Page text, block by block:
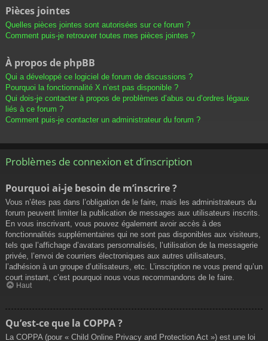
Pièces jointes
Quelles pièces jointes sont autorisées sur ce forum ?
Comment puis-je retrouver toutes mes pièces jointes ?
À propos de phpBB
Qui a développé ce logiciel de forum de discussions ?
Pourquoi la fonctionnalité X n’est pas disponible ?
Qui dois-je contacter à propos de problèmes d’abus ou d’ordres légaux
liés à ce forum ?
Comment puis-je contacter un administrateur du forum ?
Problèmes de connexion et d’inscription
Pourquoi ai-je besoin de m’inscrire ?
Vous n’êtes pas dans l’obligation de le faire, mais les administrateurs du
forum peuvent limiter la publication de messages aux utilisateurs inscrits.
En vous inscrivant, vous pouvez également avoir accès à des
fonctionnalités supplémentaires qui ne sont pas disponibles aux visiteurs,
tels que l’affichage d’avatars personnalisés, l’utilisation de la messagerie
privée, l’envoi de courriers électroniques aux autres utilisateurs,
l’adhésion à un groupe d’utilisateurs, etc. L’inscription ne vous prend qu’un
court instant, c’est pourquoi nous vous recommandons de le faire.
Haut
Qu’est-ce que la COPPA ?
La COPPA (pour « Child Online Privacy and Protection Act ») est une loi